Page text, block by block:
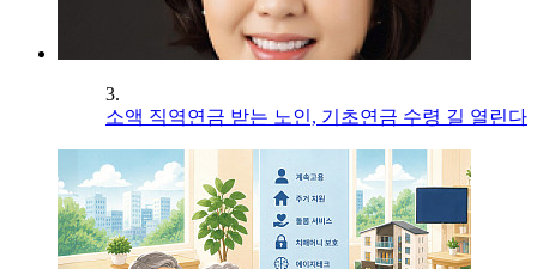
3.
소액 직역연금 받는 노인, 기초연금 수령 길 열린다